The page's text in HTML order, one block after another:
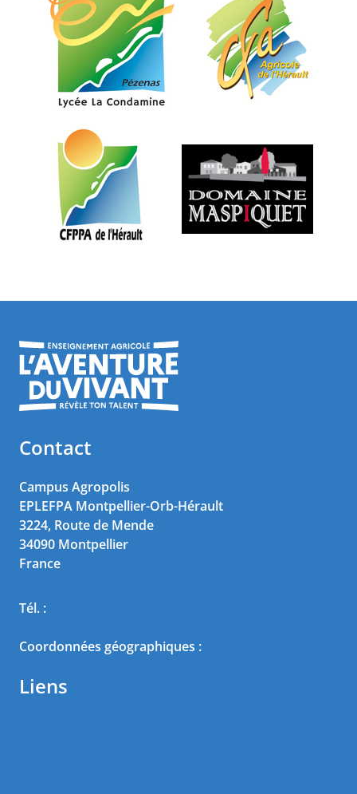
Contact
Campus Agropolis
EPLEFPA Montpellier-Orb-Hérault
3224, Route de Mende
34090 Montpellier
France
Tél. :
Coordonnées géographiques :
Liens